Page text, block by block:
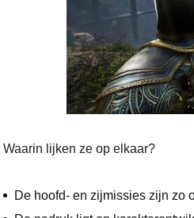
Waarin lijken ze op elkaar?
De hoofd- en zijmissies zijn zo